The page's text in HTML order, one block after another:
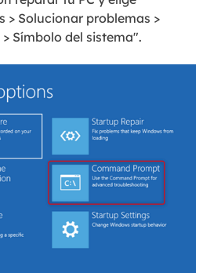
> Solucionar problemas >
Símbolo del sistema".